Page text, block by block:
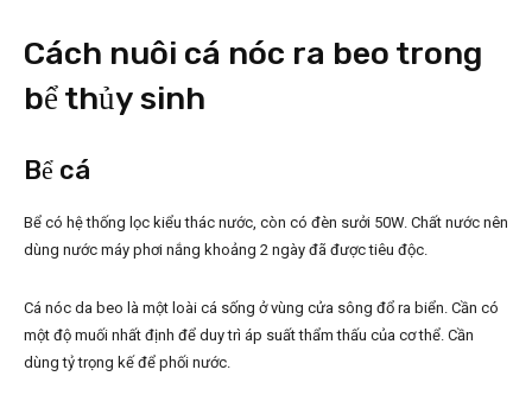
Cách nuôi cá nóc ra beo trong
bể thủy sinh
Bể cá
Bể có hệ thống lọc kiểu thác nước, còn có đèn sưởi 50W. Chất nước nên
dùng nước máy phơi nắng khoảng 2 ngày đã được tiêu độc.
Cá nóc da beo là một loài cá sống ở vùng cửa sông đổ ra biển. Cần có
một độ muối nhất định để duy trì áp suất thẩm thấu của cơ thể. Cần
dùng tỷ trọng kế để phối nước.